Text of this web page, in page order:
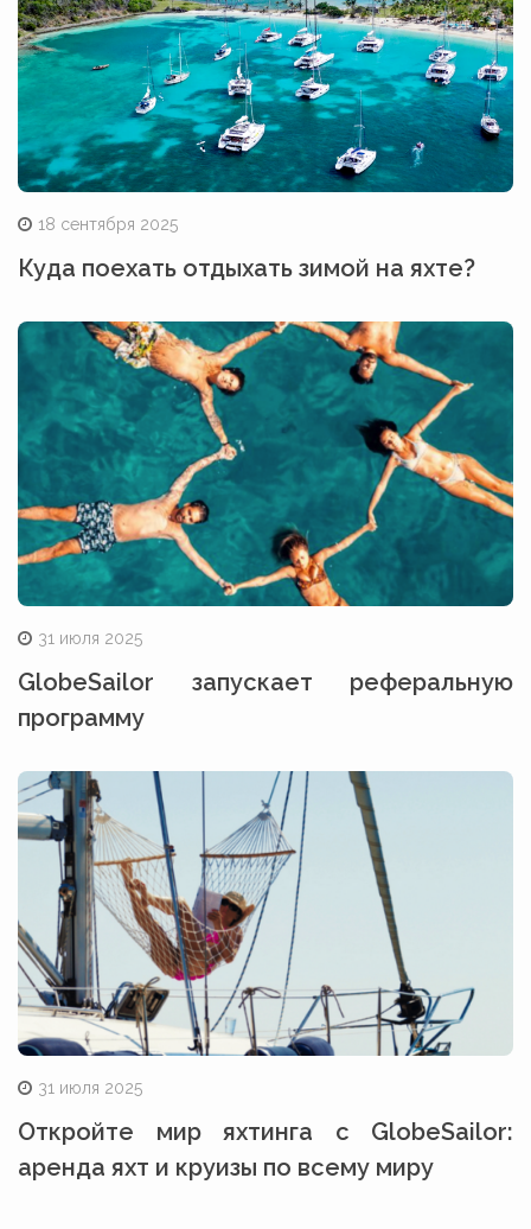
18 сентября 2025
Куда поехать отдыхать зимой на яхте?
31 июля 2025
GlobeSailor запускает реферальную
программу
31 июля 2025
Откройте мир яхтинга с GlobeSailor:
аренда яхт и круизы по всему миру